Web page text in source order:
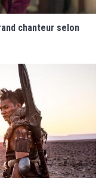
chanteur selon